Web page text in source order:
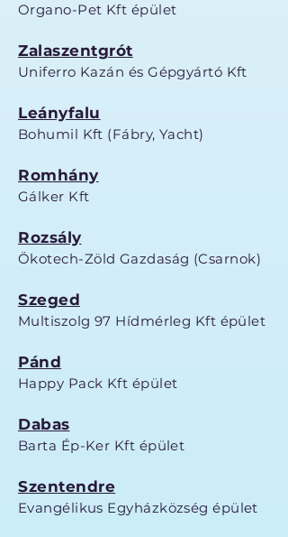
Organo-Pet Kft épület
Zalaszentgrót
Uniferro Kazán és Gépgyártó Kft
Leányfalu
Bohumil Kft (Fábry, Yacht)
Romhány
Gálker Kft
Rozsály
Ökotech-Zöld Gazdaság (Csarnok)
Szeged
Multiszolg 97 Hídmérleg Kft épület
Pánd
Happy Pack Kft épület
Dabas
Barta Ép-Ker Kft épület
Szentendre
Evangélikus Egyházközség épület